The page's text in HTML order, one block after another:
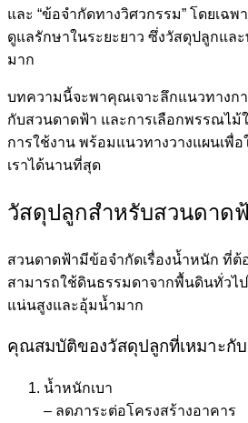
และ “ข้อจำกัดทางวิศวกรรม” โดยเฉพ
ดูแลรักษาในระยะยาว ซึ่งวัสดุปลูกแล
มาก
บทความนี้จะพาคุณเจาะลึกแนวทางก
กับสวนดาดฟ้า และการเลือกพรรณไม้
การใช้งาน พร้อมแนวทางวางแผนเพื่
เราได้นานที่สุด
วัสดุปลูกสำหรับสวนดาด
สวนดาดฟ้ามีข้อจำกัดเรื่องน้ำหนัก ที่ต้
สามารถใช้ดินธรรมดาจากพื้นดินทั่วไ
แน่นสูงและอุ้มน้ำมาก
คุณสมบัติของวัสดุปลูกที่เหมาะกั
น้ำหนักเบา
– ลดภาระต่อโครงสร้างอาคาร